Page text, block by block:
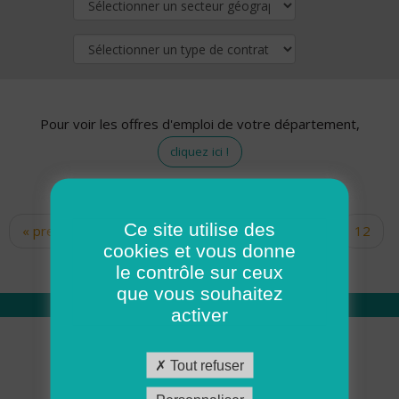
Pour voir les offres d'emploi de votre département,
cliquez ici !
Pages
« premier ‹ précédent … 10
12
14 15 16 17
Qui sommes nous
Académie ADMR
Ce site utilise des
cookies et vous donne
le contrôle sur ceux
que vous souhaitez
activer
Tout refuser